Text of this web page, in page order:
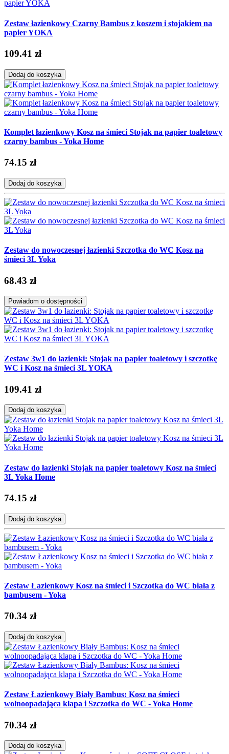
Zestaw łazienkowy Czarny Bambus z koszem i stojakiem na
papier YOKA
109.41 zł
Dodaj do koszyka
Komplet łazienkowy Kosz na śmieci Stojak na papier toaletowy
czarny bambus - Yoka Home
74.15 zł
Dodaj do koszyka
Zestaw do nowoczesnej łazienki Szczotka do WC Kosz na
śmieci 3L Yoka
68.43 zł
Powiadom o dostępności
Zestaw 3w1 do łazienki: Stojak na papier toaletowy i szczotkę
WC i Kosz na śmieci 3L YOKA
109.41 zł
Dodaj do koszyka
Zestaw do łazienki Stojak na papier toaletowy Kosz na śmieci
3L Yoka Home
74.15 zł
Dodaj do koszyka
Zestaw Łazienkowy Kosz na śmieci i Szczotka do WC biała z
bambusem - Yoka
70.34 zł
Dodaj do koszyka
Zestaw Łazienkowy Biały Bambus: Kosz na śmieci
wolnoopadająca klapa i Szczotka do WC - Yoka Home
70.34 zł
Dodaj do koszyka